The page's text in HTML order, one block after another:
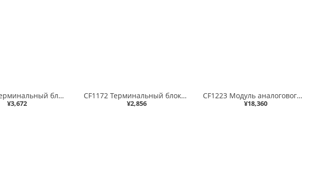
CF1172A Терминальный блок 16 каналов аналогового вводаа вывода
¥3,672
CF1172 Терминальный блок 8 каналов аналогового ввода вывода
¥2,856
CF1223 Модуль аналогового вывода 8 каналов 0..10/0..20/4..20мА, SIL2
¥18,360